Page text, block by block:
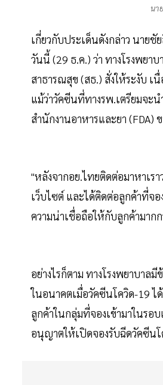
นา
เกี่ยวกับประเด็นดังกล่าว นายชั
วันนี้ (29 ธ.ค.) ว่า ทางโรงพยา
สาธารณสุข (สธ.) สั่งให้ระงับ เ
แม้ว่าวัคซีนที่ทางรพ.เตรียมจะ
สำนักงานอาหารและยา (FDA)
"หลังจากอย.ไทยติดต่อมาหาเร
เว็บไซต์ และได้ติดต่อลูกค้าที่จ
ความน่าเชื่อถือให้กับลูกค้ามาก
อย่างไรก็ตาม ทางโรงพยาบาล
ในอนาคตเมื่อวัคซีนโควิด-19 ไ
ลูกค้าในกลุ่มที่จองเข้ามาในรอ
อนุญาตให้เปิดจองรับฉีดวัคซีน